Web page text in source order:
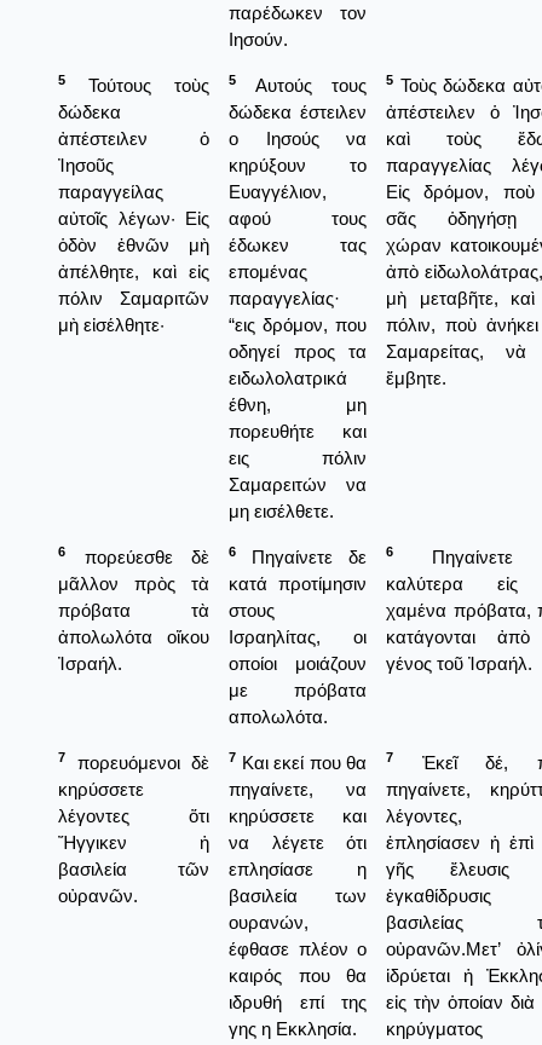
παρέδωκεν τον
Ιησούν.
5
Τούτους τοὺς
δώδεκα
ἀπέστειλεν ὁ
Ἰησοῦς
παραγγείλας
αὐτοῖς λέγων· Εἰς
ὁδὸν ἐθνῶν μὴ
ἀπέλθητε, καὶ εἰς
πόλιν Σαμαριτῶν
μὴ εἰσέλθητε·
5
Αυτούς τους
δώδεκα έστειλεν
ο Ιησούς να
κηρύξουν το
Ευαγγέλιον,
αφού τους
έδωκεν τας
επομένας
παραγγελίας·
“εις δρόμον, που
οδηγεί προς τα
ειδωλολατρικά
έθνη, μη
πορευθήτε και
εις πόλιν
Σαμαρειτών να
μη εισέλθετε.
5 Τοὺς δώδεκα
ἀπέστειλεν ὁ
καὶ τοὺς
παραγγελίας
Εἰς δρόμον,
σᾶς ὁδηγήσῃ
χώραν
ἀπὸ
μὴ μεταβῆτε, καὶ
πόλιν, ποὺ ἀνήκει
Σαμαρείτας,
ἔμβητε.
6
πορεύεσθε δὲ
μᾶλλον πρὸς τὰ
πρόβατα τὰ
ἀπολωλότα οἴκου
Ἰσραήλ.
6
Πηγαίνετε δε
κατά προτίμησιν
στους
Ισραηλίτας, οι
οποίοι μοιάζουν
με πρόβατα
απολωλότα.
6
Πηγαίνετε
καλύτερα εἰς
χαμένα πρόβατα,
κατάγονται
γένος τοῦ Ἰσραήλ.
7
πορευόμενοι δὲ
κηρύσσετε
λέγοντες ὅτι
Ἤγγικεν ἡ
βασιλεία τῶν
οὐρανῶν.
7 Και εκεί που θα
πηγαίνετε, να
κηρύσσετε και
να λέγετε ότι
επλησίασε η
βασιλεία των
ουρανών,
έφθασε πλέον ο
καιρός που θα
ιδρυθή επί της
γης η Εκκλησία.
7
Ἐκεῖ δέ,
πηγαίνετε,
λέγοντες,
ἐπλησίασεν ἡ ἐπὶ
γῆς ἔλευσις
ἐγκαθίδρυσις
βασιλείας
οὐρανῶν.Μετ’
ἱδρύεται ἡ
εἰς τὴν ὁποίαν διὰ
κηρύγματος